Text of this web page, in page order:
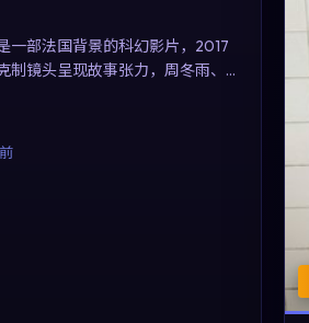
一部法国背景的科幻影片，2017
制镜头呈现故事张力，周冬雨、
对手戏可圈可点。剧情层面在真
一段跨国追寻之旅，对关注导演
观众具有检索与收藏价值。